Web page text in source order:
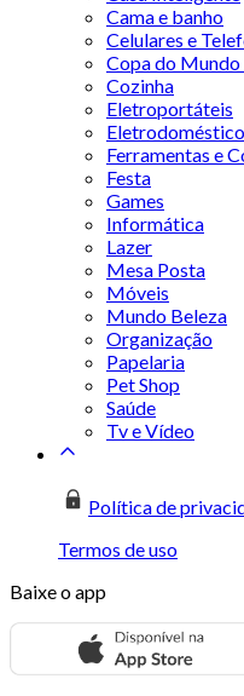
Cama e banho
Celulares e
Copa do
Cozinha
Eletroportáteis
Ferramentas e
Festa
Games
Informática
Lazer
Mesa Posta
Móveis
Mundo Beleza
Organização
Papelaria
Pet Shop
Saúde
Tv e Vídeo
Política de
Termos de uso
Baixe o app